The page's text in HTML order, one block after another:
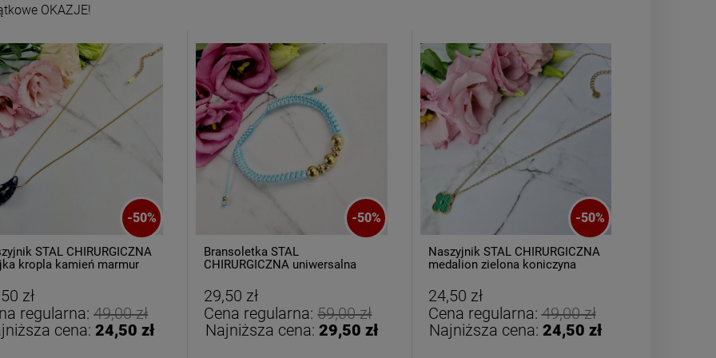
srebrna STAL
cyrkonie
Bransoletka srebrna STAL
CHIRURGICZNA
koniczyny kryształki
Bransoletka srebrna STAL
CHIRURGICZNA jodełka
cyrkonie
69,00 zł
OKAZJE!
-50%
STAL CHIRURGICZNA
kropla kamień marmur
zł
regularna:49,00 zł
cena: 24,50 zł
-50%
Bransoletka STAL
CHIRURGICZNA uniwersalna
29,50 zł
Cena regularna:59,00 zł
Najniższa cena: 29,50 zł
-50%
Naszyjnik STAL CHIRURGICZNA
medalion zielona koniczyna
24,50 zł
Cena regularna:49,00 zł
Najniższa cena:24,50 zł